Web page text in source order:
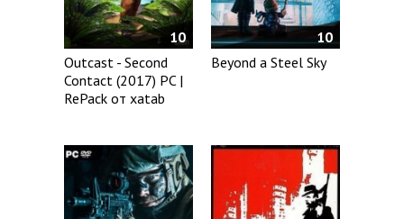
10
Outcast - Second
Contact (2017) PC |
RePack от xatab
10
Beyond a Steel Sky